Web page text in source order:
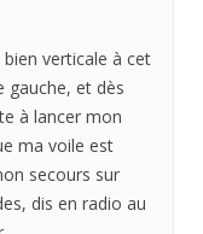
verticale à cet
gauche, et dès
à lancer mon
ma voile est
secours sur
dis en radio au